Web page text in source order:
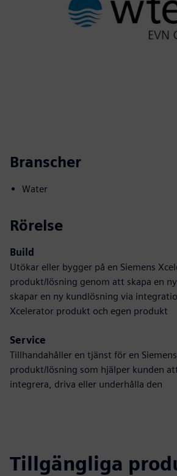
Branscher
Water
Rörelse
Build
Utökar eller bygger på en Siemens
produkt/lösning genom att skapa en
skapar en ny kundlösning via
Xcelerator produkt och egen produkt
Service
Tillhandahåller en tjänst för en
produkt/lösning som hjälper kunden
integrera, driva eller underhålla den
Tillgängliga